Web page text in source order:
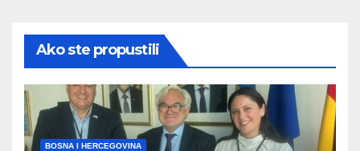
Ako ste propustili
BOSNA I HERCEGOVINA